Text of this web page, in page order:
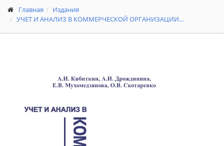
Главная
Издания
УЧЕТ И АНАЛИЗ В КОММЕРЧЕСКОЙ ОРГАНИЗАЦИИ...